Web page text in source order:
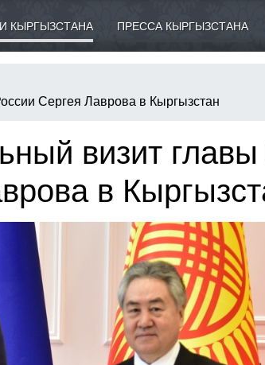
КЫРГЫЗСТАНА ПРЕССА КЫРГЫЗСТАНА
Сергея Лаврова в Кыргызстан
визит
в